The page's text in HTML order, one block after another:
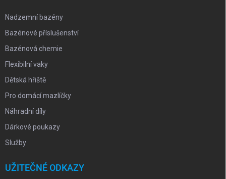
Nadzemní bazény
Bazénové příslušenství
Bazénová chemie
Flexibilní vaky
Dětská hřiště
Pro domácí mazlíčky
Náhradní díly
Dárkové poukazy
Služby
UŽITEČNÉ ODKAZY